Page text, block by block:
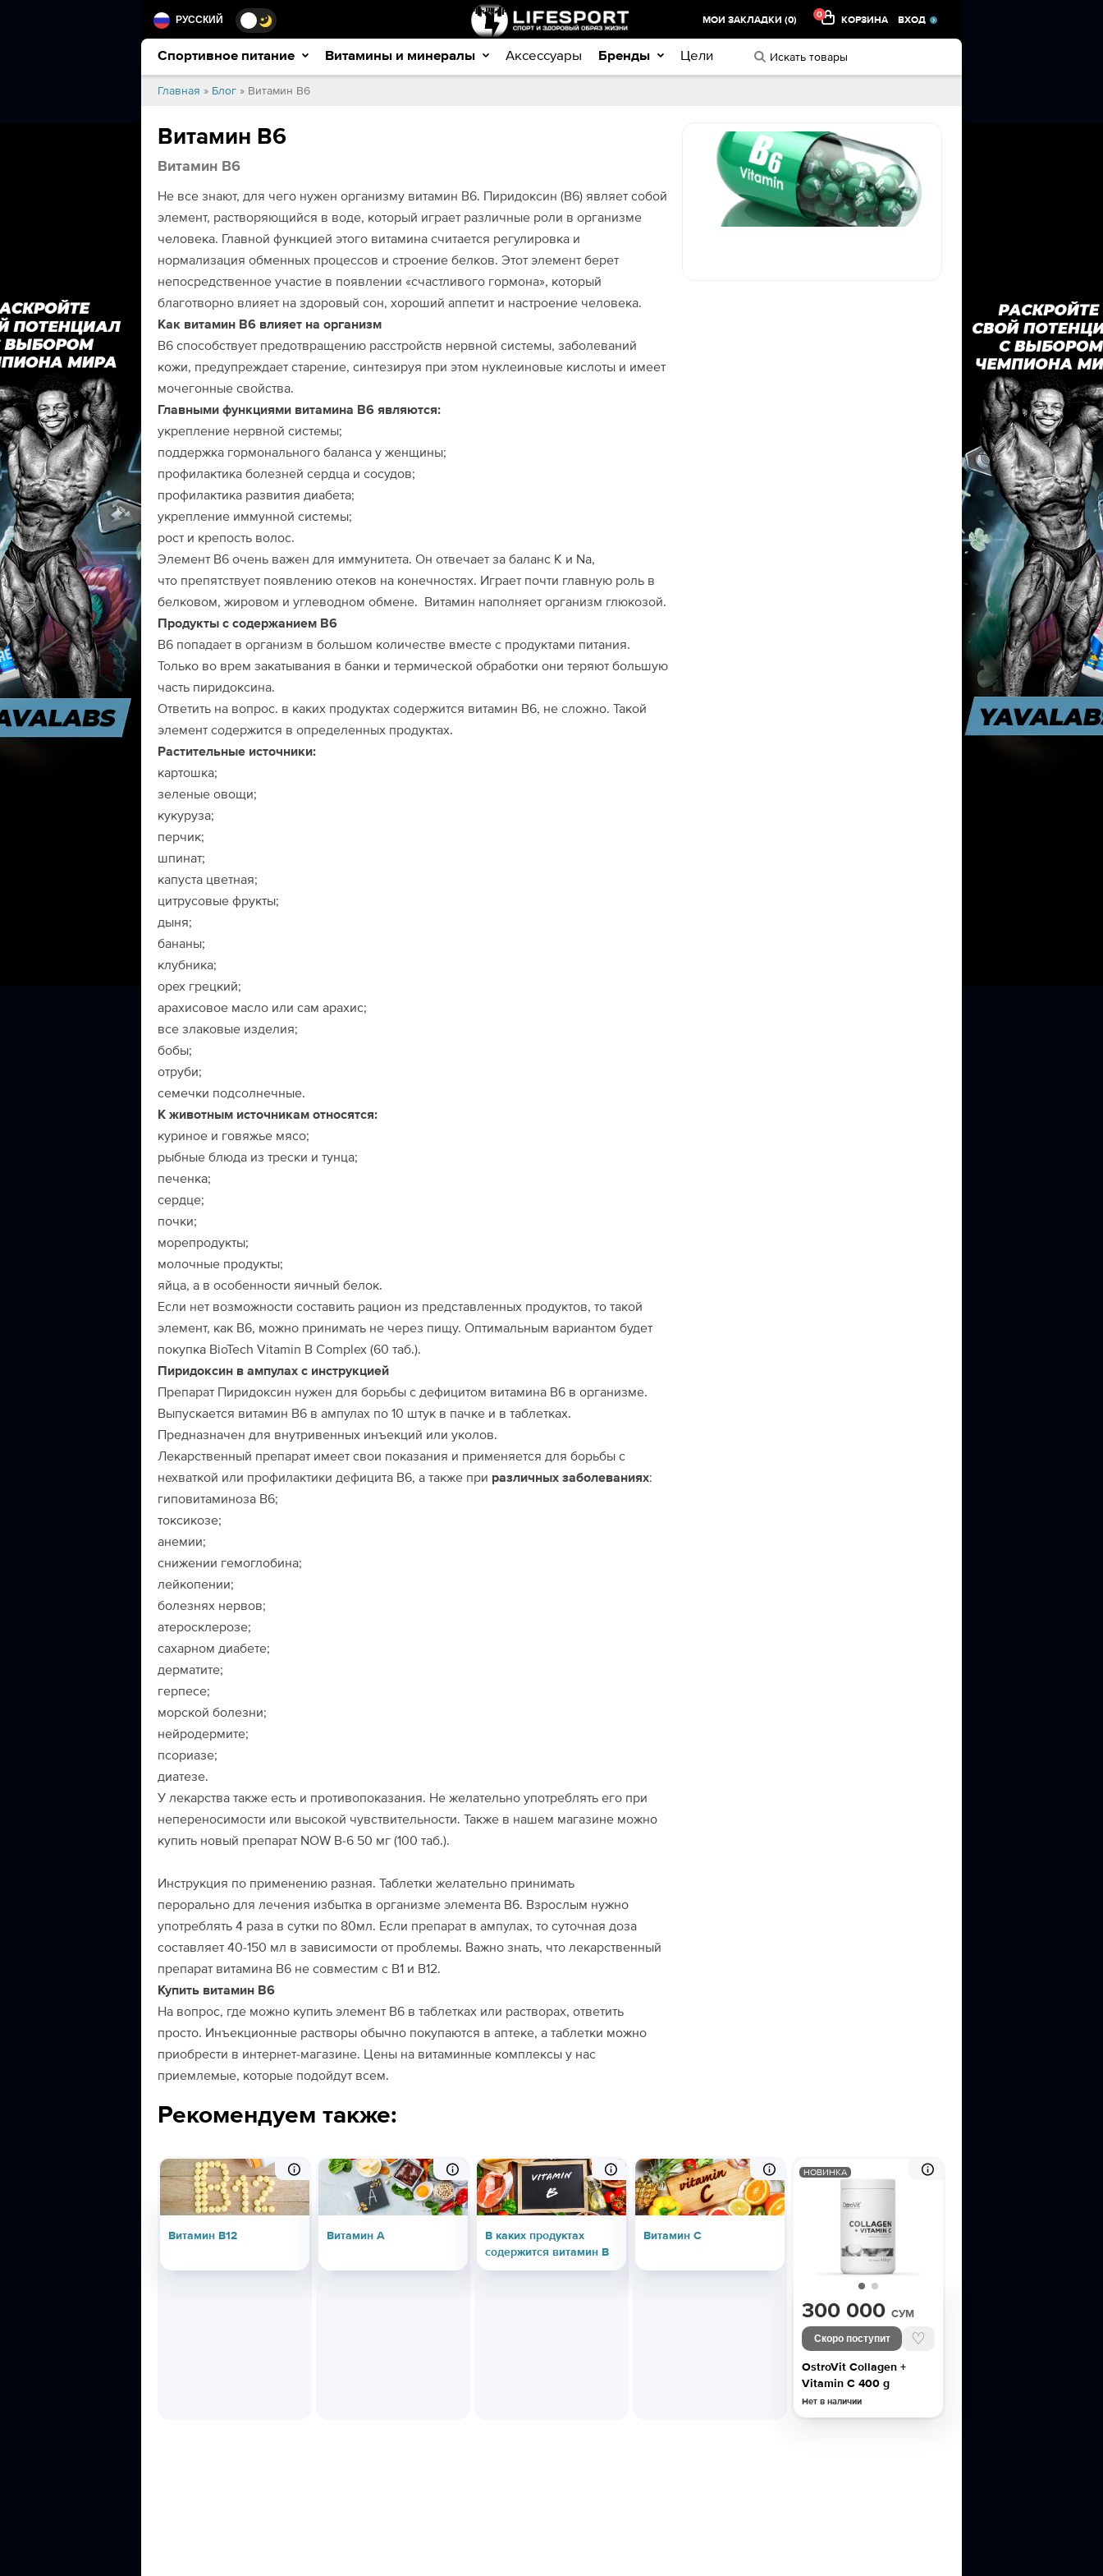
РУССКИЙ МОИ ЗАКЛАДКИ (0) 0 КОРЗИНА ВХОД
Спортивное питание Витамины и минералы Аксессуары Бренды Цели
Главная » Блог » Витамин В6
Витамин В6
Витамин В6
Не все знают, для чего нужен организму витамин В6. Пиридоксин (В6) являет собой
элемент, растворяющийся в воде, который играет различные роли в организме
человека. Главной функцией этого витамина считается регулировка и
нормализация обменных процессов и строение белков. Этот элемент берет
непосредственное участие в появлении «счастливого гормона», который
благотворно влияет на здоровый сон, хороший аппетит и настроение человека.
Как витамин В6 влияет на организм
В6 способствует предотвращению расстройств нервной системы, заболеваний
кожи, предупреждает старение, синтезируя при этом нуклеиновые кислоты и имеет
мочегонные свойства.
Главными функциями витамина В6 являются:
укрепление нервной системы;
поддержка гормонального баланса у женщины;
профилактика болезней сердца и сосудов;
профилактика развития диабета;
укрепление иммунной системы;
рост и крепость волос.
Элемент В6 очень важен для иммунитета. Он отвечает за баланс К и Na,
что препятствует появлению отеков на конечностях. Играет почти главную роль в
белковом, жировом и углеводном обмене. Витамин наполняет организм глюкозой.
Продукты с содержанием В6
В6 попадает в организм в большом количестве вместе с продуктами питания.
Только во врем закатывания в банки и термической обработки они теряют большую
часть пиридоксина.
Ответить на вопрос. в каких продуктах содержится витамин В6, не сложно. Такой
элемент содержится в определенных продуктах.
Растительные источники:
картошка;
зеленые овощи;
кукуруза;
перчик;
шпинат;
капуста цветная;
цитрусовые фрукты;
дыня;
бананы;
клубника;
орех грецкий;
арахисовое масло или сам арахис;
все злаковые изделия;
бобы;
отруби;
семечки подсолнечные.
К животным источникам относятся:
куриное и говяжье мясо;
рыбные блюда из трески и тунца;
печенка;
сердце;
почки;
морепродукты;
молочные продукты;
яйца, а в особенности яичный белок.
Если нет возможности составить рацион из представленных продуктов, то такой
элемент, как В6, можно принимать не через пищу. Оптимальным вариантом будет
покупка BioTech Vitamin B Complex (60 таб.).
Пиридоксин в ампулах с инструкцией
Препарат Пиридоксин нужен для борьбы с дефицитом витамина В6 в организме.
Выпускается витамин В6 в ампулах по 10 штук в пачке и в таблетках.
Предназначен для внутривенных инъекций или уколов.
Лекарственный препарат имеет свои показания и применяется для борьбы с
нехваткой или профилактики дефицита В6, а также при различных заболеваниях:
гиповитаминоза В6;
токсикозе;
анемии;
снижении гемоглобина;
лейкопении;
болезнях нервов;
атеросклерозе;
сахарном диабете;
дерматите;
герпесе;
морской болезни;
нейродермите;
псориазе;
диатезе.
У лекарства также есть и противопоказания. Не желательно употреблять его при
непереносимости или высокой чувствительности. Также в нашем магазине можно
купить новый препарат NOW B-6 50 мг (100 таб.).
Инструкция по применению разная. Таблетки желательно принимать
перорально для лечения избытка в организме элемента В6. Взрослым нужно
употреблять 4 раза в сутки по 80мл. Если препарат в ампулах, то суточная доза
составляет 40-150 мл в зависимости от проблемы. Важно знать, что лекарственный
препарат витамина В6 не совместим с В1 и В12.
Купить витамин В6
На вопрос, где можно купить элемент В6 в таблетках или растворах, ответить
просто. Инъекционные растворы обычно покупаются в аптеке, а таблетки можно
приобрести в интернет-магазине. Цены на витаминные комплексы у нас
приемлемые, которые подойдут всем.
Рекомендуем также:
Витамин В12 Витамин А
В каких продуктах
содержится витамин В
Витамин С
НОВИНКА
300 000 СУМ
Скоро поступит ♡
OstroVit Collagen +
Vitamin C 400 g
Нет в наличии